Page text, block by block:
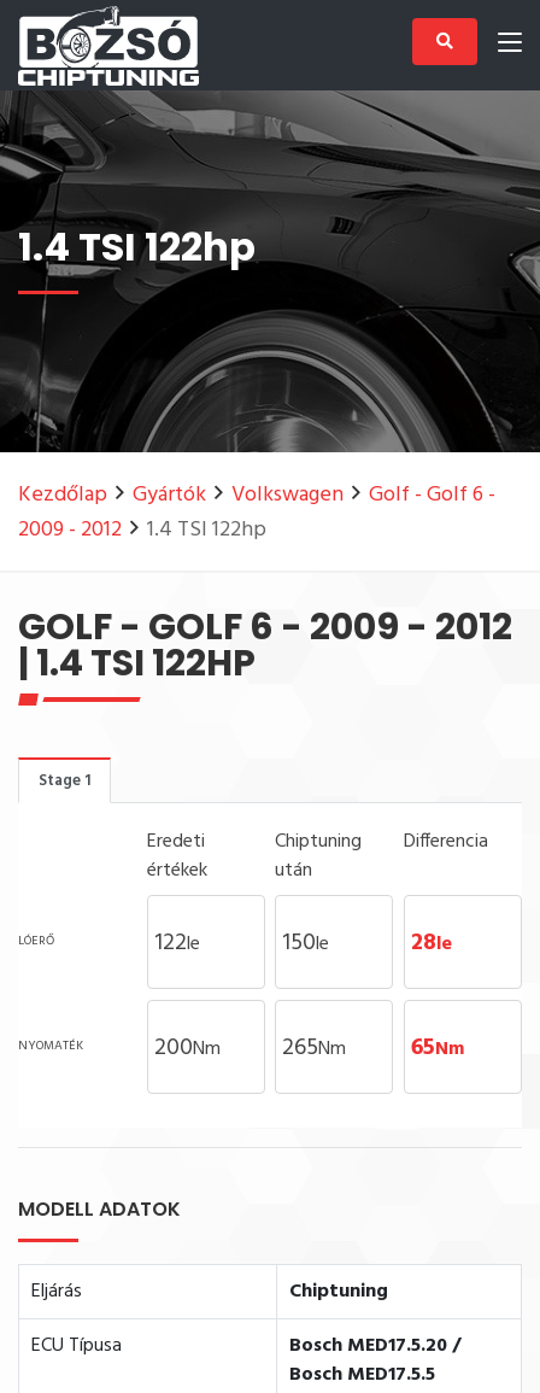
1.4 TSI 122hp
Kezdőlap Gyártók Volkswagen
Golf - Golf 6 -
2009 - 2012
1.4 TSI 122hp
GOLF - GOLF 6 - 2009 - 2012
| 1.4 TSI 122HP
Stage 1
Eredeti
értékek
Chiptuning
után
Differencia
LÓERŐ 122le 150le 28le
NYOMATÉK 200Nm 265Nm 65Nm
MODELL ADATOK
Eljárás
Chiptuning
ECU Típusa
Bosch MED17.5.20 /
Bosch MED17.5.5